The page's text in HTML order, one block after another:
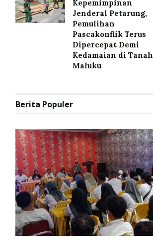
Kepemimpinan
Jenderal Petarung,
Pemulihan
Pascakonflik Terus
Dipercepat Demi
Kedamaian di Tanah
Maluku
Berita Populer